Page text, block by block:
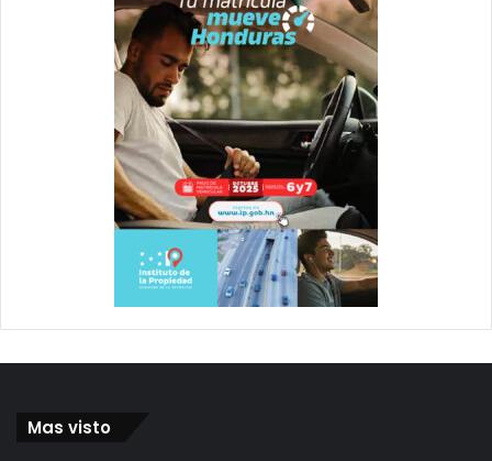
Mas visto